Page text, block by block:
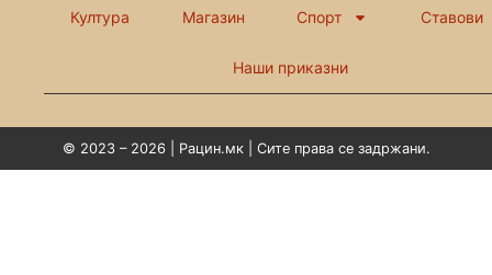
Култура Магазин Спорт Ставови
Наши приказни
© 2023 – 2026 | Рацин.мк | Сите права се задржани.